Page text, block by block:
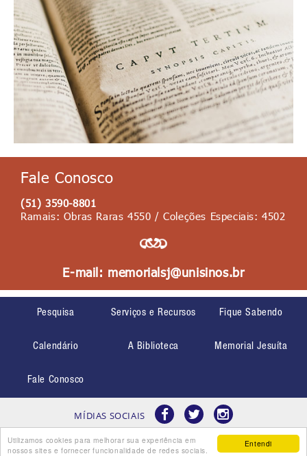
Entendi
Utilizamos cookies para melhorar sua experiência em
nossos sites e fornecer funcionalidade de redes sociais.
Fale Conosco
(51) 3590-8801
Ramais: Obras Raras 4550 / Coleções Especiais: 4502
E-mail: memorialsj@unisinos.br
Pesquisa Serviços e Recursos Fique Sabendo
Calendário A Biblioteca Memorial Jesuíta
Fale Conosco
MÍDIAS SOCIAIS